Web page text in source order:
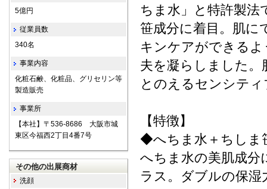
ちま水」と特許製法
笹成分に着目。肌に
キンケアができる
夫を凝らしました
とのえるセンシテ
【特徴】
◆へちま水＋ちしま
へちま水の美肌成
ラス。ダブルの保
5億円
従業員数
340名
事業内容
化粧石鹸、化粧品、グリセリン等
製造販売
事業所
【本社】〒536-8686 大阪市城
東区今福西2丁目4番7号
その他の出展商材
洗顔